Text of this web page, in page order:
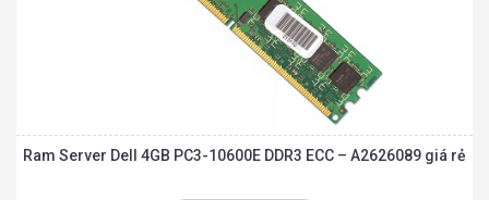
Ram Server Dell 4GB PC3-10600E DDR3 ECC – A2626089 giá rẻ